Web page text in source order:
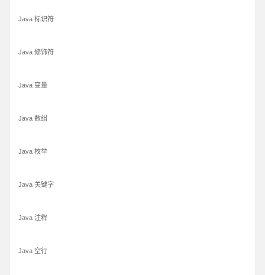
Java 标识符
Java 修饰符
Java 变量
Java 数组
Java 枚举
Java 关键字
Java 注释
Java 空行